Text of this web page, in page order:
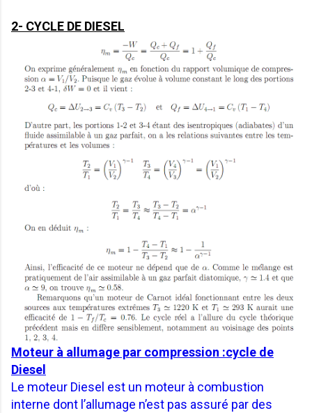
2- CYCLE DE DIESEL
Moteur à allumage par compression :cycle de
Diesel
Le moteur Diesel est un moteur à combustion
interne dont l’allumage n’est pas assuré par des